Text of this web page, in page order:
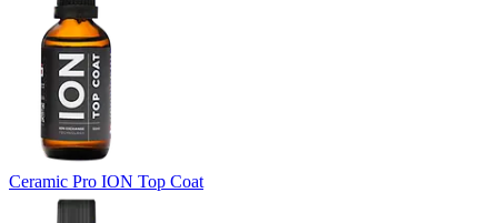
Ceramic Pro ION Top Coat